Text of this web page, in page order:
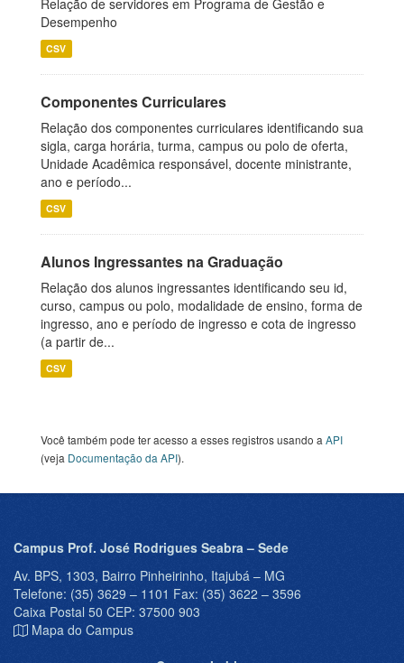
Relação de servidores em Programa de Gestão e
Desempenho
CSV
Componentes Curriculares
Relação dos componentes curriculares identificando sua
sigla, carga horária, turma, campus ou polo de oferta,
Unidade Acadêmica responsável, docente ministrante,
ano e período...
CSV
Alunos Ingressantes na Graduação
Relação dos alunos ingressantes identificando seu id,
curso, campus ou polo, modalidade de ensino, forma de
ingresso, ano e período de ingresso e cota de ingresso
(a partir de...
CSV
Você também pode ter acesso a esses registros usando a API
(veja Documentação da API).
Campus Prof. José Rodrigues Seabra – Sede
Av. BPS, 1303, Bairro Pinheirinho, Itajubá – MG
Telefone: (35) 3629 – 1101 Fax: (35) 3622 – 3596
Caixa Postal 50 CEP: 37500 903
Mapa do Campus